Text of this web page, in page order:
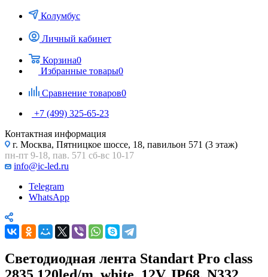
Колумбус
Личный кабинет
Корзина0
Избранные товары0
Сравнение товаров0
+7 (499) 325-65-23
Контактная информация
г. Москва, Пятницкое шоссе, 18, павильон 571 (3 этаж)
пн-пт 9-18, пав. 571 сб-вс 10-17
info@ic-led.ru
Telegram
WhatsApp
Светодиодная лента Standart Pro class